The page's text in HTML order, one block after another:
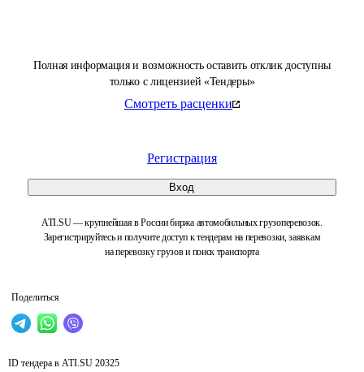
Полная информация и возможность оставить отклик доступны
только с лицензией «Тендеры»
Смотреть расценки
Регистрация
Вход
ATI.SU — крупнейшая в России биржа автомобильных грузоперевозок.
Зарегистрируйтесь и получите доступ к тендерам на перевозки, заявкам
на перевозку грузов и поиск транспорта
Поделиться
ID тендера в ATI.SU 20325